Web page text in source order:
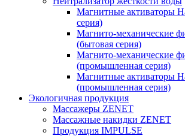
Магнитные активаторы
серия)
Магнито-механические
(бытовая серия)
Магнито-механические
(промышленная серия)
Магнитные активаторы
(промышленная серия)
Экологичная продукция
Массажеры ZENET
Массажные накидки ZENET
Продукция IMPULSE